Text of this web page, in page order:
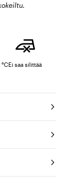
Ei saa silittää